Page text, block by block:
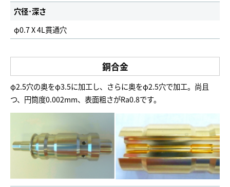
穴径･深さ
φ0.7 X 4L貫通穴
銅合金
φ2.5穴の奥をφ3.5に加工し、さらに奥をφ2.5穴で加工。尚且
つ、円筒度0.002mm、表面粗さがRa0.8です。